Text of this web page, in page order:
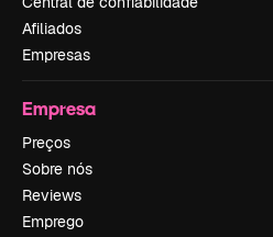
Afiliados
Empresas
Empresa
Preços
Sobre nós
Reviews
Emprego